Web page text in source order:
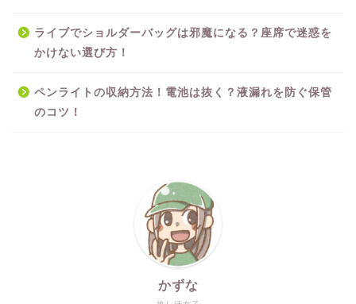
ライブでショルダーバッグは邪魔になる？座席で迷惑を
かけない選び方！
ペンライトの収納方法！電池は抜く？液漏れを防ぐ保管
のコツ！
かずな